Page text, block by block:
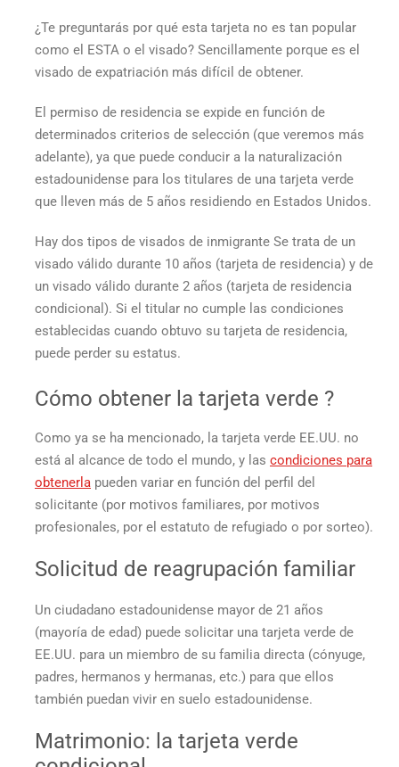
¿Te preguntarás por qué esta tarjeta no es tan popular
como el ESTA o el visado? Sencillamente porque es el
visado de expatriación más difícil de obtener.
El permiso de residencia se expide en función de
determinados criterios de selección (que veremos más
adelante), ya que puede conducir a la naturalización
estadounidense para los titulares de una tarjeta verde
que lleven más de 5 años residiendo en Estados Unidos.
Hay dos tipos de visados de inmigrante Se trata de un
visado válido durante 10 años (tarjeta de residencia) y de
un visado válido durante 2 años (tarjeta de residencia
condicional). Si el titular no cumple las condiciones
establecidas cuando obtuvo su tarjeta de residencia,
puede perder su estatus.
Cómo obtener la tarjeta verde ?
Como ya se ha mencionado, la tarjeta verde EE.UU. no
está al alcance de todo el mundo, y las condiciones para
obtenerla pueden variar en función del perfil del
solicitante (por motivos familiares, por motivos
profesionales, por el estatuto de refugiado o por sorteo).
Solicitud de reagrupación familiar
Un ciudadano estadounidense mayor de 21 años
(mayoría de edad) puede solicitar una tarjeta verde de
EE.UU. para un miembro de su familia directa (cónyuge,
padres, hermanos y hermanas, etc.) para que ellos
también puedan vivir en suelo estadounidense.
Matrimonio: la tarjeta verde